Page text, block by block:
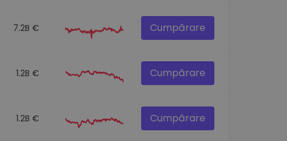
7.2B € Cumpărare
1.2B € Cumpărare
1.2B € Cumpărare